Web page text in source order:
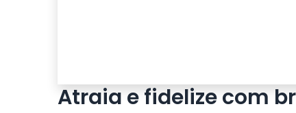
Atraia e fidelize com